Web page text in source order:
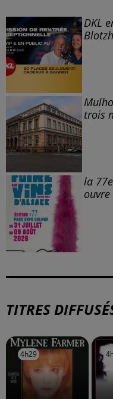
DKL
trois
la
TITRES
4h29
4h29